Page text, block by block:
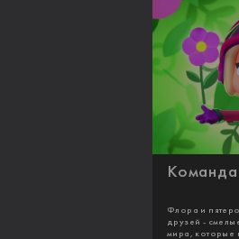
Флора и
друзей -
мира, которые